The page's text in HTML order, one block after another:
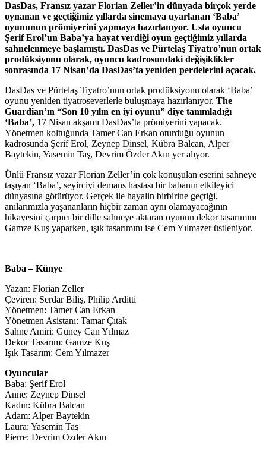
DasDas, Fransız yazar Florian Zeller’in dünyada birçok yerde
oynanan ve geçtiğimiz yıllarda sinemaya uyarlanan ‘Baba’
oyununun prömiyerini yapmaya hazırlanıyor. Usta oyuncu
Şerif Erol’un Baba’ya hayat verdiği oyun geçtiğimiz yıllarda
sahnelenmeye başlamıştı. DasDas ve Pürtelaş Tiyatro’nun ortak
prodüksiyonu olarak, oyuncu kadrosundaki değişiklikler
sonrasında 17 Nisan’da DasDas’ta yeniden perdelerini açacak.
DasDas ve Pürtelaş Tiyatro’nun ortak prodüksiyonu olarak ‘Baba’
oyunu yeniden tiyatroseverlerle buluşmaya hazırlanıyor. The
Guardian’ın “Son 10 yılın en iyi oyunu” diye tanımladığı
‘Baba’, 17 Nisan akşamı DasDas’ta prömiyerini yapacak.
Yönetmen koltuğunda Tamer Can Erkan oturduğu oyunun
kadrosunda Şerif Erol, Zeynep Dinsel, Kübra Balcan, Alper
Baytekin, Yasemin Taş, Devrim Özder Akın yer alıyor.
Ünlü Fransız yazar Florian Zeller’in çok konuşulan eserini sahneye
taşıyan ‘Baba’, seyirciyi demans hastası bir babanın etkileyici
dünyasına götürüyor. Gerçek ile hayalin birbirine geçtiği,
anılarımızla yaşananların hiçbir zaman aynı olamayacağının
hikayesini çarpıcı bir dille sahneye aktaran oyunun dekor tasarımını
Gamze Kuş yaparken, ışık tasarımını ise Cem Yılmazer üstleniyor.
Baba – Künye
Yazan: Florian Zeller
Çeviren: Serdar Biliş, Philip Arditti
Yönetmen: Tamer Can Erkan
Yönetmen Asistanı: Tamar Çıtak
Sahne Amiri: Güney Can Yılmaz
Dekor Tasarım: Gamze Kuş
Işık Tasarım: Cem Yılmazer
Oyuncular
Baba: Şerif Erol
Anne: Zeynep Dinsel
Kadın: Kübra Balcan
Adam: Alper Baytekin
Laura: Yasemin Taş
Pierre: Devrim Özder Akın